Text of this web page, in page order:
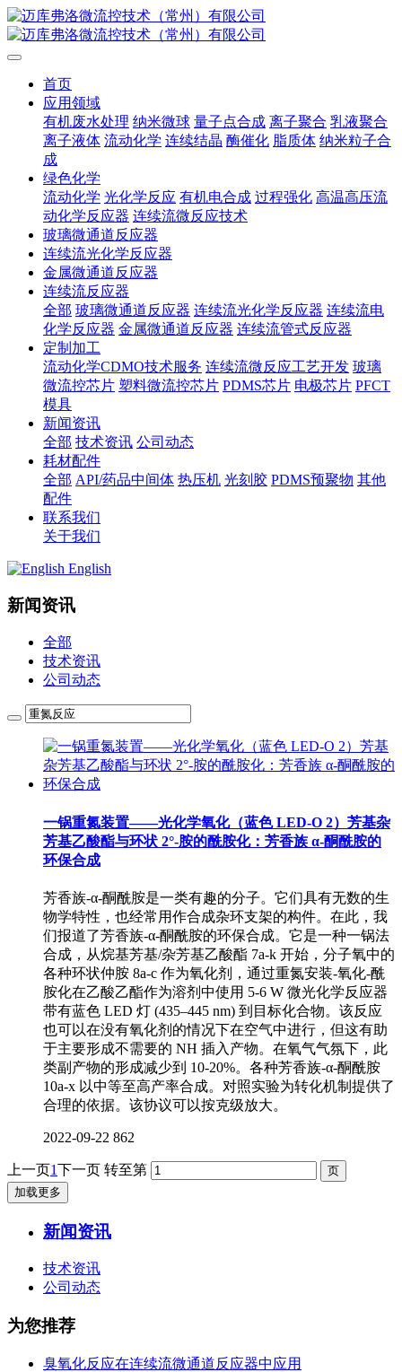
首页
应用领域
有机废水处理 纳米微球 量子点合成 离子聚合 乳液聚合
离子液体 流动化学 连续结晶 酶催化 脂质体 纳米粒子合
成
绿色化学
流动化学 光化学反应 有机电合成 过程强化 高温高压流
动化学反应器 连续流微反应技术
玻璃微通道反应器
连续流光化学反应器
金属微通道反应器
连续流反应器
全部 玻璃微通道反应器 连续流光化学反应器 连续流电
化学反应器 金属微通道反应器 连续流管式反应器
定制加工
流动化学CDMO技术服务 连续流微反应工艺开发 玻璃
微流控芯片 塑料微流控芯片 PDMS芯片 电极芯片 PFCT
模具
新闻资讯
全部 技术资讯 公司动态
耗材配件
全部 API/药品中间体 热压机 光刻胶 PDMS预聚物 其他
配件
联系我们
关于我们
English
新闻资讯
全部
技术资讯
公司动态
一锅重氮装置——光化学氧化（蓝色 LED-O 2）芳基杂
芳基乙酸酯与环状 2°-胺的酰胺化：芳香族 α-酮酰胺的
环保合成
芳香族-α-酮酰胺是一类有趣的分子。它们具有无数的生
物学特性，也经常用作合成杂环支架的构件。在此，我
们报道了芳香族-α-酮酰胺的环保合成。它是一种一锅法
合成，从烷基芳基/杂芳基乙酸酯 7a-k 开始，分子氧中的
各种环状仲胺 8a-c 作为氧化剂，通过重氮安装-氧化-酰
胺化在乙酸乙酯作为溶剂中使用 5-6 W 微光化学反应器
带有蓝色 LED 灯 (435–445 nm) 到目标化合物。该反应
也可以在没有氧化剂的情况下在空气中进行，但这有助
于主要形成不需要的 NH 插入产物。在氧气气氛下，此
类副产物的形成减少到 10-20%。各种芳香族-α-酮酰胺
10a-x 以中等至高产率合成。对照实验为转化机制提供了
合理的依据。该协议可以按克级放大。
2022-09-22 862
上一页1下一页 转至第
加载更多
新闻资讯
技术资讯
公司动态
为您推荐
臭氧化反应在连续流微通道反应器中应用